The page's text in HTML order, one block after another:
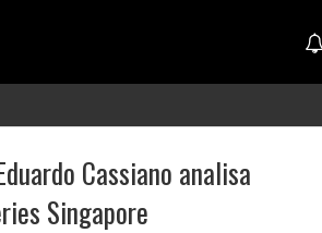
Cassiano analisa
Singapore